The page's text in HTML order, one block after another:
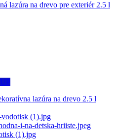
lazúra na drevo pre exteriér 2.5 l